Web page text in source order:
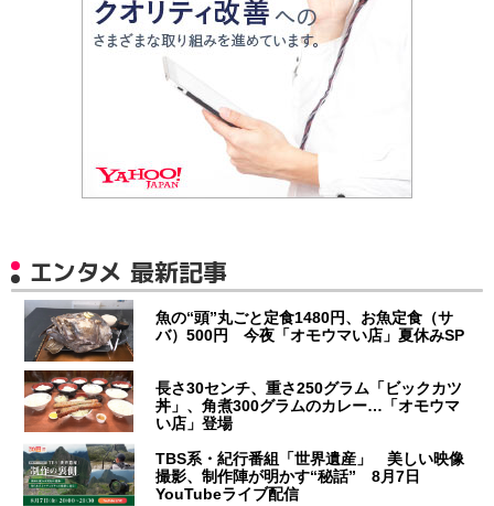
エンタメ 最新記事
魚の“頭”丸ごと定食1480円、お魚定食（サ
バ）500円 今夜「オモウマい店」夏休みSP
長さ30センチ、重さ250グラム「ビックカツ
丼」、角煮300グラムのカレー…「オモウマ
い店」登場
TBS系・紀行番組「世界遺産」 美しい映像
撮影、制作陣が明かす“秘話” 8月7日
YouTubeライブ配信